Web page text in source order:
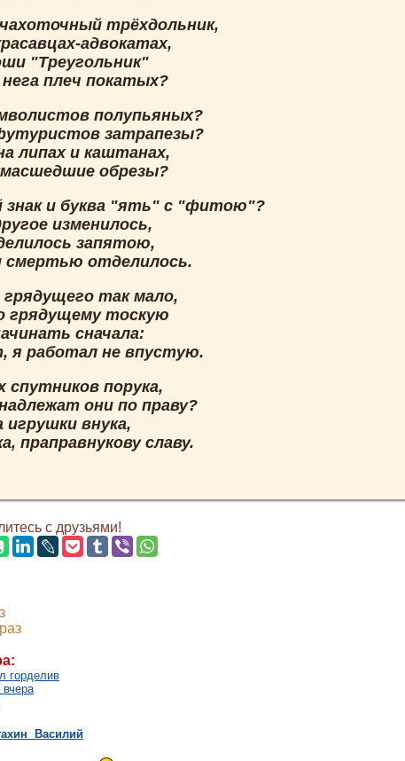
трёхдольник,
адвокатах,
"Треугольник"
плеч покатых?
полупьяных?
затрапезы?
липах и каштанах,
обрезы?
знак и буква "ять" с "фитою"?
изменилось,
запятою,
смертью отделилось.
грядущего так мало,
грядущему тоскую
сначала:
работал не впустую.
спутников порука,
они по праву?
внука,
праправнукову славу.
с друзьями!
раз
горделив
Василий